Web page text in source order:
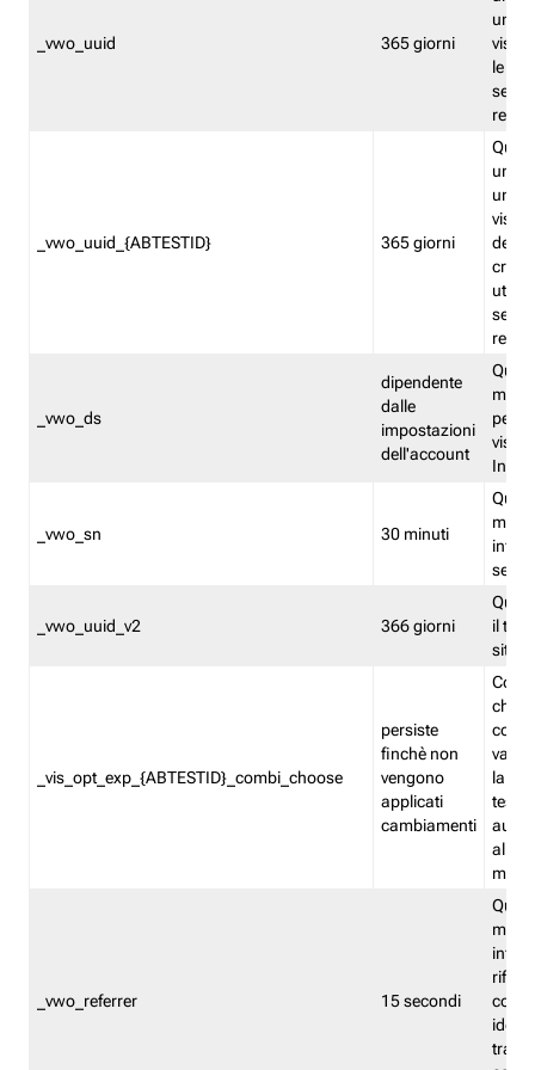
_vwo_uuid 365 giorni
le
_vwo_uuid_{ABTESTID} 365 giorni
un
del
_vwo_ds
dipendente
dalle
impostazioni
dell'account
_vwo_sn 30 minuti
_vwo_uuid_v2 366 giorni
il
sito
_vis_opt_exp_{ABTESTID}_combi_choose
persiste
finchè non
vengono
applicati
cambiamenti
che
la
test.
_vwo_referrer 15 secondi